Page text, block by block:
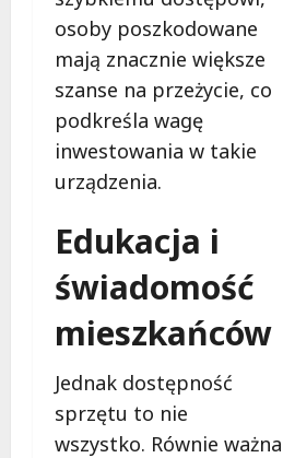
osoby poszkodowane
mają znacznie większe
szanse na przeżycie, co
podkreśla wagę
inwestowania w takie
urządzenia.
Edukacja i
świadomość
mieszkańców
Jednak dostępność
sprzętu to nie
wszystko. Równie ważna